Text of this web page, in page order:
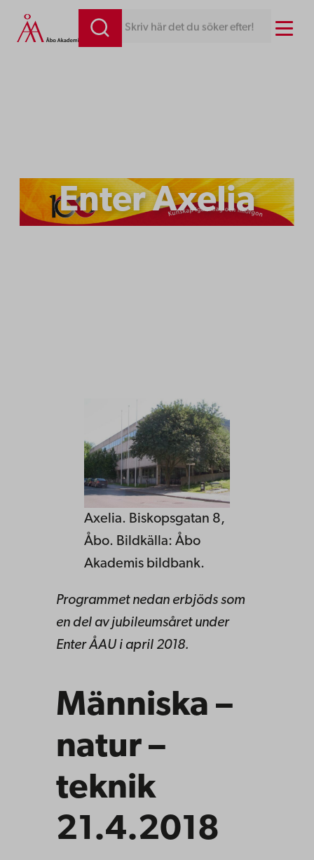
Hoppa
till
Skriv här det du söker efter! Menu
Enter Axelia
Axelia. Biskopsgatan 8,
Åbo. Bildkälla: Åbo
Akademis bildbank.
Programmet nedan erbjöds som
en del av jubileumsåret under
Enter ÅAU i april 2018.
Människa –
natur –
teknik
21.4.2018